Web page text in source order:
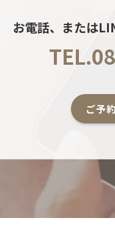
お電話、または
ご予